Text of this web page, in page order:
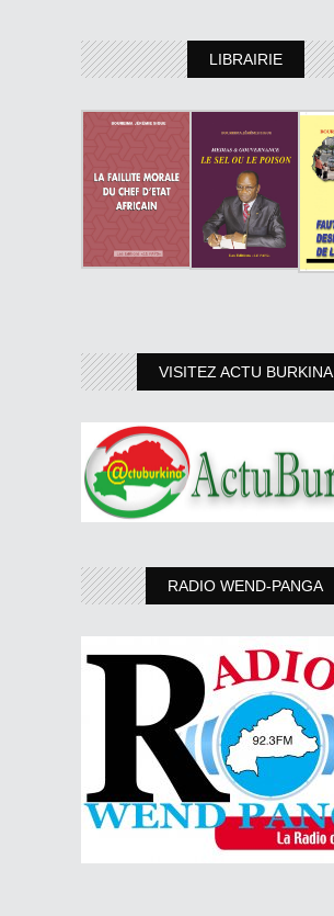
LIBRAIRIE
VISITEZ ACTU BURKINA
RADIO WEND-PANGA